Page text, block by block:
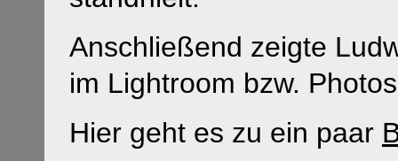
Anschließend zeigte
im Lightroom bzw.
Hier geht es zu ein paar